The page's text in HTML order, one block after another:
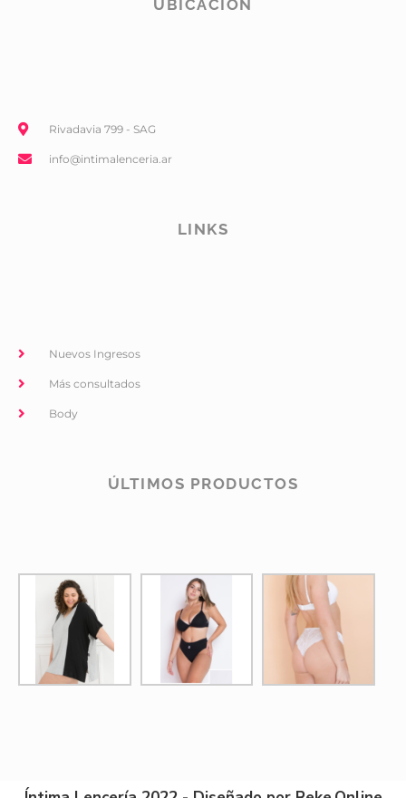
UBICACIÓN
Rivadavia 799 - SAG
info@intimalenceria.ar
LINKS
Nuevos Ingresos
Más consultados
Body
ÚLTIMOS PRODUCTOS